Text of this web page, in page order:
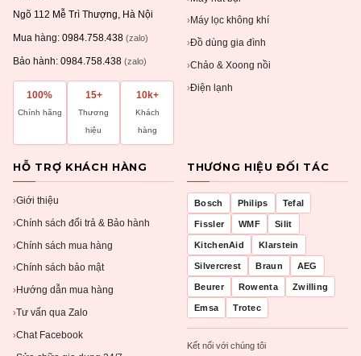
Ngõ 112 Mễ Trì Thượng, Hà Nội
Mua hàng: 0984.758.438 (zalo)
Bảo hành: 0984.758.438 (zalo)
100%
Chính hãng
15+
Thương
hiệu
10k+
Khách
hàng
› Máy lọc không khí
›Đồ dùng gia đình
›Chảo & Xoong nồi
›Điện lạnh
HỖ TRỢ KHÁCH HÀNG
›Giới thiệu
›Chính sách đổi trả & Bảo hành
›Chính sách mua hàng
›Chính sách bảo mật
› Hướng dẫn mua hàng
›Tư vấn qua Zalo
›Chat Facebook
THƯƠNG HIỆU ĐỐI TÁC
Bosch Philips Tefal
Fissler WMF Silit
KitchenAid Klarstein
Silvercrest Braun AEG
Beurer Rowenta Zwilling
Emsa Trotec
Kết nối với chúng tôi